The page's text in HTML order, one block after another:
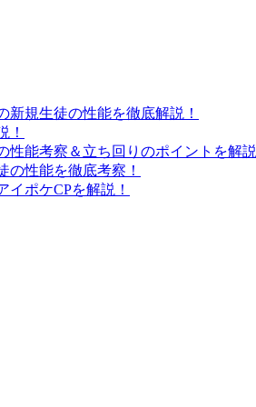
規生徒の性能を徹底解説！
！
性能考察＆立ち回りのポイントを解説
性能を徹底考察！
ポケCPを解説！